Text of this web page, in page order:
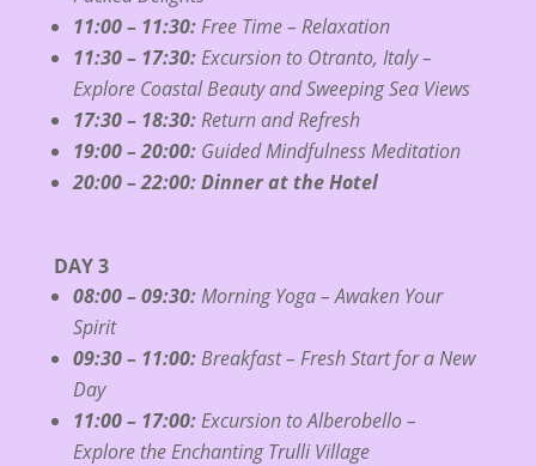
11:00 – 11:30:Free Time – Relaxation
11:30 – 17:30:Excursion to Otranto, Italy –
Explore Coastal Beauty and Sweeping Sea Views
17:30 – 18:30:Return and Refresh
19:00 – 20:00: Guided Mindfulness Meditation
20:00 – 22:00: Dinner at the Hotel
DAY 3
08:00 – 09:30:Morning Yoga – Awaken Your
Spirit
09:30 – 11:00:Breakfast – Fresh Start for a New
Day
11:00 – 17:00:Excursion to Alberobello –
Explore the Enchanting Trulli Village